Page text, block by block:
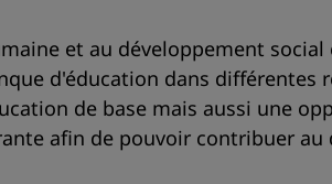
et au développement
d'éducation dans différentes
de base mais aussi une
afin de pouvoir contribuer